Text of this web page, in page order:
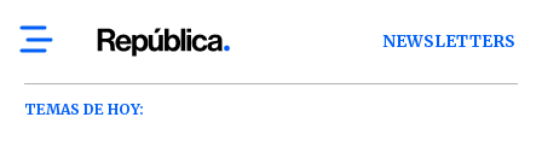
NEWSLETTERS
TEMAS DE HOY: